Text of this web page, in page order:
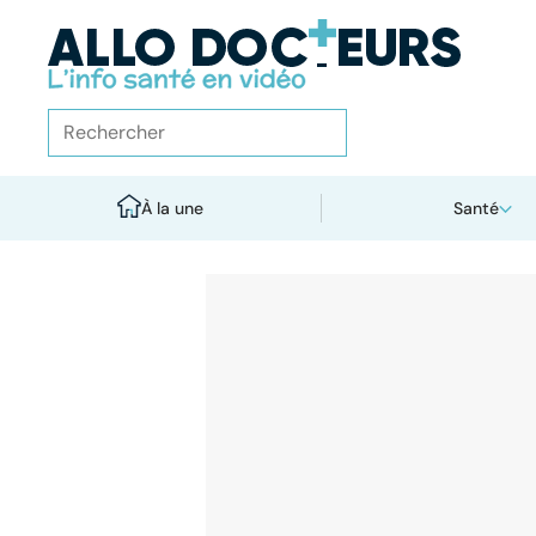
À la une Santé